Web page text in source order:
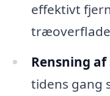
effektivt
Rensning
tidens gang